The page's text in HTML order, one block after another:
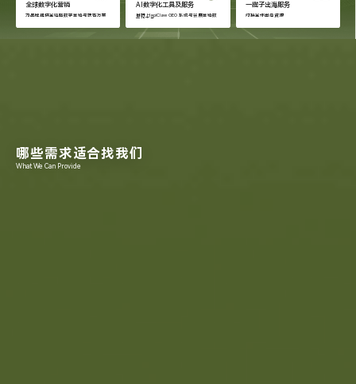
全球数字化营销
为品牌提供全链路数字营销与获客方案
AI数字化工具及服务
自研 HapiClaw GEO 系统与会展营销数
字化工具
一揽子出海服务
对接全球出海资源
哪些需求适合找我们
What We Can Provide